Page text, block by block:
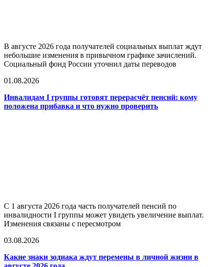
В августе 2026 года получателей социальных выплат ждут
небольшие изменения в привычном графике зачислений.
Социальный фонд России уточнил даты переводов
01.08.2026
Инвалидам I группы готовят перерасчёт пенсий: кому
положена прибавка и что нужно проверить
С 1 августа 2026 года часть получателей пенсий по
инвалидности I группы может увидеть увеличение выплат.
Изменения связаны с пересмотром
03.08.2026
Какие знаки зодиака ждут перемены в личной жизни в